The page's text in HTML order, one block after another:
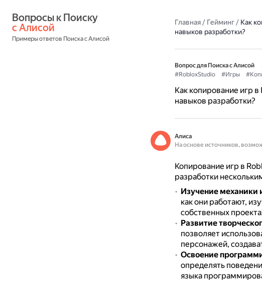
с Алисой
Примеры ответов Поиска с Алисой
Главная/ Гейминг/ Как
навыков разработки?
Вопрос для Поиска с Алисой
#RobloxStudio
#Игры
Как копирование игр
навыков разработки?
Алиса
На основе источников,
Копирование игр в
разработки
Изучение механики
как они работают,
собственных
Развитие
позволяет
персонажей,
Освоение
определять
языка